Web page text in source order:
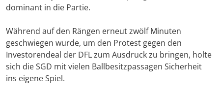
dominant in die Partie.
Während auf den Rängen erneut zwölf Minuten
geschwiegen wurde, um den Protest gegen den
Investorendeal der DFL zum Ausdruck zu bringen, holte
sich die SGD mit vielen Ballbesitzpassagen Sicherheit
ins eigene Spiel.